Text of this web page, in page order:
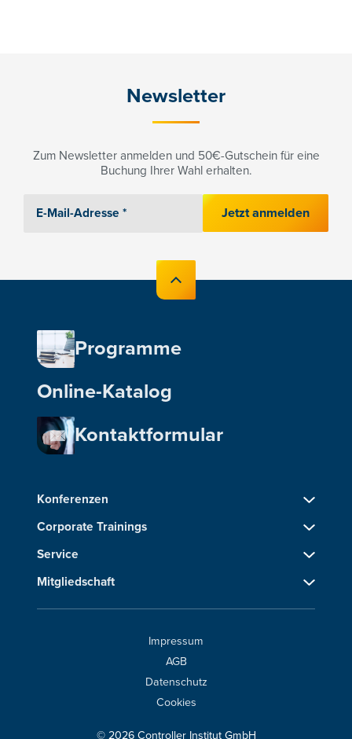
Newsletter
Zum Newsletter anmelden und 50€-Gutschein für eine
Buchung Ihrer Wahl erhalten.
Jetzt anmelden
Programme
Online-Katalog
Kontaktformular
Konferenzen
Corporate Trainings
Service
Mitgliedschaft
Impressum
AGB
Datenschutz
Cookies
© 2026 Controller Institut GmbH